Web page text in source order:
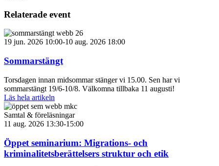
Relaterade event
19 jun. 2026 10:00-10 aug. 2026 18:00
Sommarstängt
Torsdagen innan midsommar stänger vi 15.00. Sen har vi
sommarstängt 19/6-10/8. Välkomna tillbaka 11 augusti!
Läs hela artikeln
Samtal & föreläsningar
11 aug. 2026 13:30-15:00
Öppet seminarium: Migrations- och
kriminalitetsberättelsers struktur och etik